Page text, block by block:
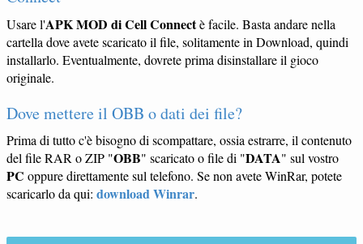
Usare l'APK MOD di Cell Connectè facile. Basta andare nella
cartella dove avete scaricato il file, solitamente in Download, quindi
installarlo. Eventualmente, dovrete prima disinstallare il gioco
originale.
Dove mettere il OBB o dati dei file?
Prima di tutto c'è bisogno di scompattare, ossia estrarre, il contenuto
del file RAR o ZIP "OBB" scaricato o file di "DATA" sul vostro
PC oppure direttamente sul telefono. Se non avete WinRar, potete
scaricarlo da qui: download Winrar.